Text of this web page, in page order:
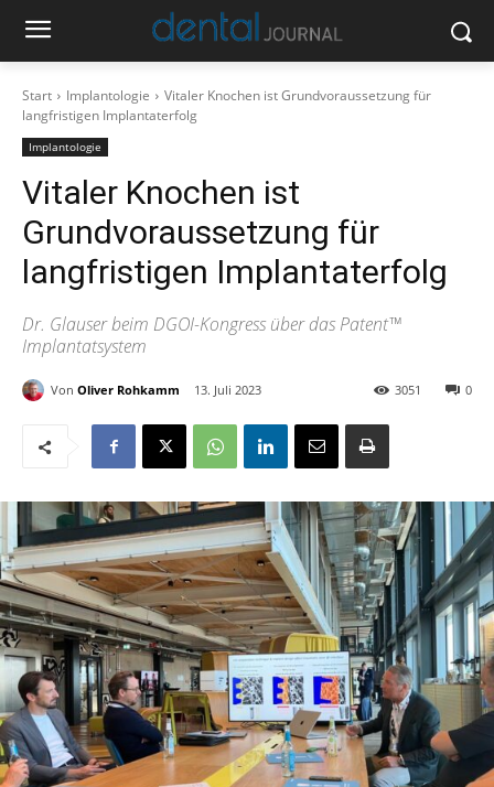
Start Implantologie
Vitaler Knochen ist Grundvoraussetzung für
langfristigen Implantaterfolg
Implantologie
Vitaler Knochen ist
Grundvoraussetzung für
langfristigen Implantaterfolg
Dr. Glauser beim DGOI-Kongress über das Patent™
Implantatsystem
Von Oliver Rohkamm 13. Juli 2023 0
3051